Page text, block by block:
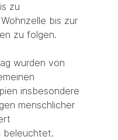
zu
bis zur
zu folgen.
wurden von
insbesondere
menschlicher
beleuchtet.